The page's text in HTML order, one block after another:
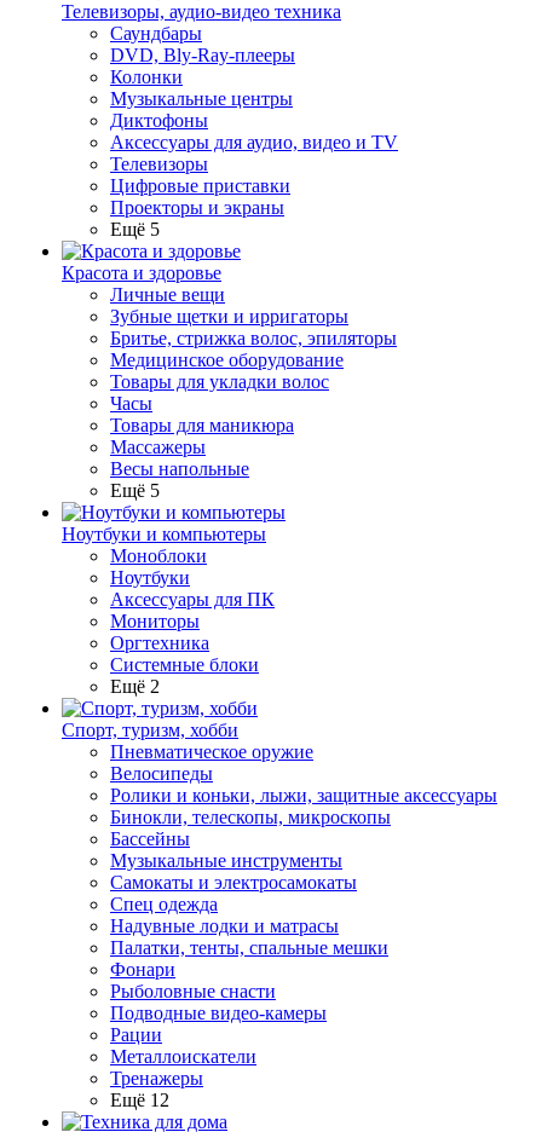
Телевизоры, аудио-видео техника
Саундбары
DVD, Bly-Ray-плееры
Колонки
Музыкальные центры
Диктофоны
Аксессуары для аудио, видео и TV
Телевизоры
Цифровые приставки
Проекторы и экраны
Ещё 5
Красота и здоровье
Личные вещи
Зубные щетки и ирригаторы
Бритье, стрижка волос, эпиляторы
Медицинское оборудование
Товары для укладки волос
Часы
Товары для маникюра
Массажеры
Весы напольные
Ещё 5
Ноутбуки и компьютеры
Моноблоки
Ноутбуки
Аксессуары для ПК
Мониторы
Оргтехника
Системные блоки
Ещё 2
Спорт, туризм, хобби
Пневматическое оружие
Велосипеды
Ролики и коньки, лыжи, защитные аксессуары
Бинокли, телескопы, микроскопы
Бассейны
Музыкальные инструменты
Самокаты и электросамокаты
Спец одежда
Надувные лодки и матрасы
Палатки, тенты, спальные мешки
Фонари
Рыболовные снасти
Подводные видео-камеры
Рации
Металлоискатели
Тренажеры
Ещё 12